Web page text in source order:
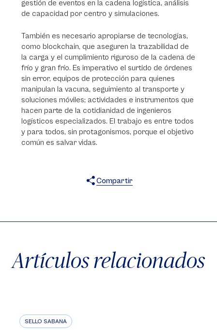
gestión de eventos en la cadena logística, análisis
de capacidad por centro y simulaciones.
También es necesario apropiarse de tecnologías,
como blockchain, que aseguren la trazabilidad de
la carga y el cumplimiento riguroso de la cadena de
frío y gran frío. Es imperativo el surtido de órdenes
sin error, equipos de protección para quienes
manipulan la vacuna, seguimiento al transporte y
soluciones móviles; actividades e instrumentos que
hacen parte de la cotidianidad de ingenieros
logísticos especializados. El trabajo es entre todos
y para todos, sin protagonismos, porque el objetivo
común es salvar vidas.
Compartir
Artículos relacionados
SELLO SABANA